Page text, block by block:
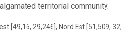
territorial community.
[49,16, 29,246], Nord Est [51,509,